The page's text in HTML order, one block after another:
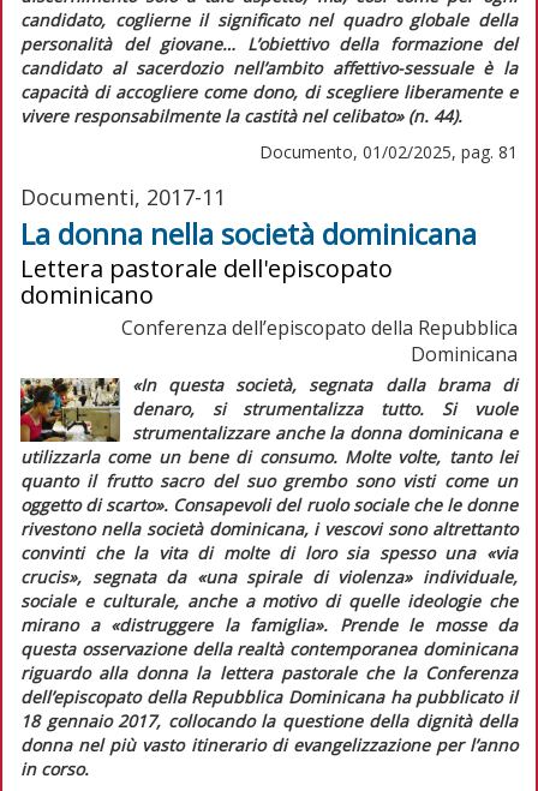
candidato, coglierne il significato nel quadro globale della
personalità del giovane… L’obiettivo della formazione del
candidato al sacerdozio nell’ambito affettivo-sessuale è la
capacità di accogliere come dono, di scegliere liberamente e
vivere responsabilmente la castità nel celibato»(n. 44).
Documento, 01/02/2025, pag. 81
Documenti, 2017-11
La donna nella società dominicana
Lettera pastorale dell'episcopato
dominicano
Conferenza dell’episcopato della Repubblica
Dominicana
«In questa società, segnata dalla brama di
denaro, si strumentalizza tutto. Si vuole
strumentalizzare anche la donna dominicana e
utilizzarla come un bene di consumo. Molte volte, tanto lei
quanto il frutto sacro del suo grembo sono visti come un
oggetto di scarto». Consapevoli del ruolo sociale che le donne
rivestono nella società dominicana, i vescovi sono altrettanto
convinti che la vita di molte di loro sia spesso una «via
crucis», segnata da «una spirale di violenza»individuale,
sociale e culturale, anche a motivo di quelle ideologie che
mirano a «distruggere la famiglia». Prende le mosse da
questa osservazione della realtà contemporanea dominicana
riguardo alla donna la lettera pastorale che la Conferenza
dell’episcopato della Repubblica Dominicana ha pubblicato il
18 gennaio 2017, collocando la questione della dignità della
donna nel più vasto itinerario di evangelizzazione per l’anno
in corso.